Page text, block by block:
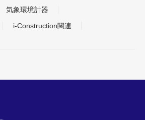
気象環境計器
i-Construction関連